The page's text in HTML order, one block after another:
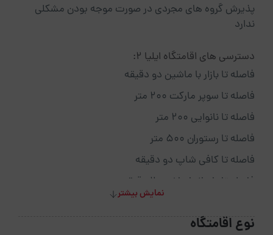
پذیرش گروه های مجردی در صورت موجه بودن مشکلی
ندارد
دسترسی های اقامتگاه ایلیا 2:
فاصله تا بازار با ماشین دو دقیقه
فاصله تا سوپر مارکت ۲۰۰ متر
فاصله تا نانوایی ۲۰۰ متر
فاصله تا رستوران ۵۰۰ متر
فاصله تا کافی شاپ دو دقیقه
فاصله تا پاساژ با ماشین ۲ دقیقه
فاصله تا بیمارستان ۶۰۰ متر
نمایش بیشتر
نوع اقامتگاه